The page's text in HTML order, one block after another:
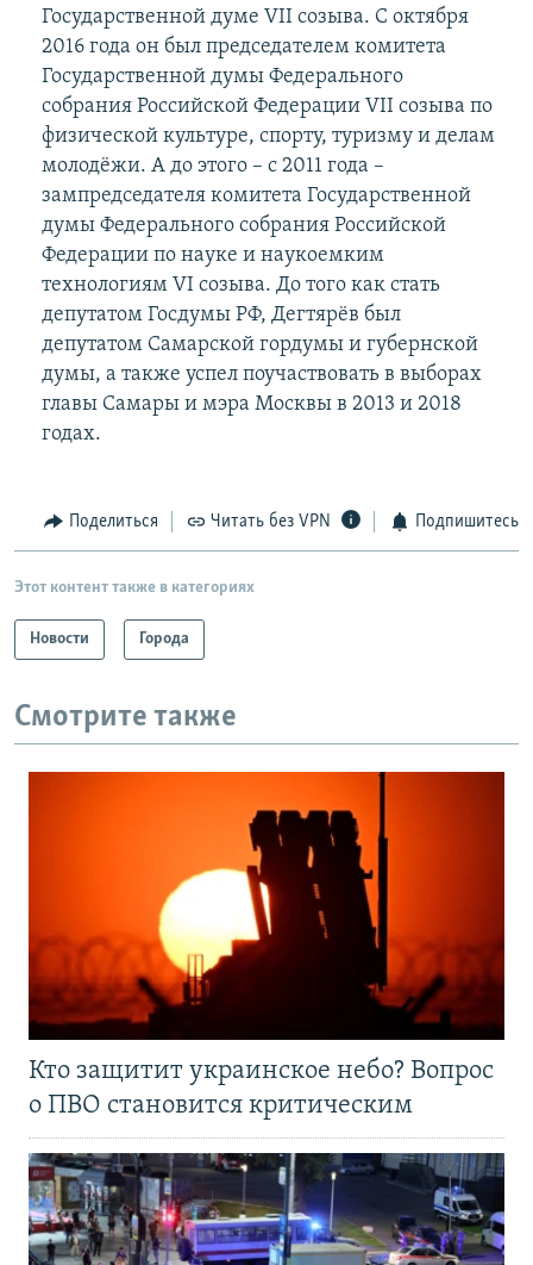
Государственной думе VII созыва. С октября
2016 года он был председателем комитета
Государственной думы Федерального
собрания Российской Федерации VII созыва по
физической культуре, спорту, туризму и делам
молодёжи. А до этого – с 2011 года –
зампредседателя комитета Государственной
думы Федерального собрания Российской
Федерации по науке и наукоемким
технологиям VI созыва. До того как стать
депутатом Госдумы РФ, Дегтярёв был
депутатом Самарской гордумы и губернской
думы, а также успел поучаствовать в выборах
главы Самары и мэра Москвы в 2013 и 2018
годах.
Поделиться Читать без VPN Подпишитесь
Этот контент также в категориях
Новости Города
Смотрите также
Кто защитит украинское небо? Вопрос
о ПВО становится критическим